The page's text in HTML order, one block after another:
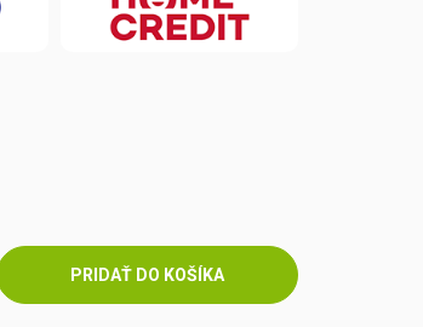
PRIDAŤ DO KOŠÍKA